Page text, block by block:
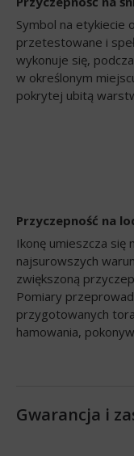
Symbol na etykiecie
przetestowane i
wykonuje się,
w określonym
pokrytej ubitą
Przyczepność na
Ikonę umieszcza
najsurowszych
zwiększoną
Pomiary
przygotowanych
hamowania,
Gwarancja i